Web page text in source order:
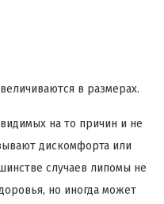
в размерах.
на то причин и не
дискомфорта или
случаев липомы не
но иногда может